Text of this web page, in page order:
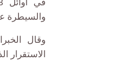
والسيطرة
وقال